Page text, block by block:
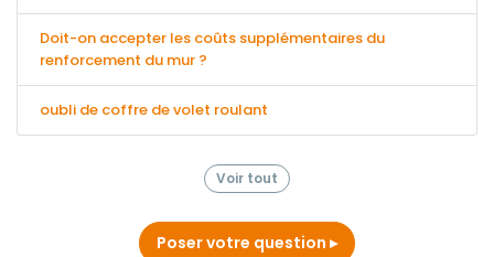
Doit-on accepter les coûts supplémentaires du
renforcement du mur ?
oubli de coffre de volet roulant
Voir tout
Poser votre question